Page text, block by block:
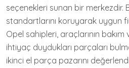
seçenekleri sunan bir merkezdir.
standartlarını koruyarak uygun
Opel sahipleri, araçlarının
ihtiyaç duydukları parçaları
ikinci el parça pazarını